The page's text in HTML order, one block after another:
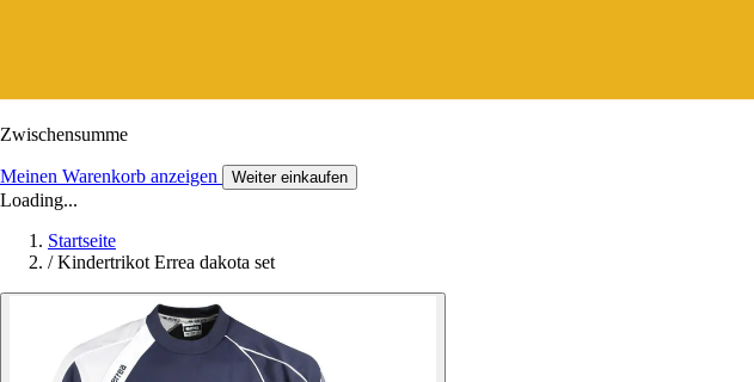
Zwischensumme
Meinen Warenkorb anzeigen Weiter einkaufen
Loading...
Startseite
/ Kindertrikot Errea dakota set